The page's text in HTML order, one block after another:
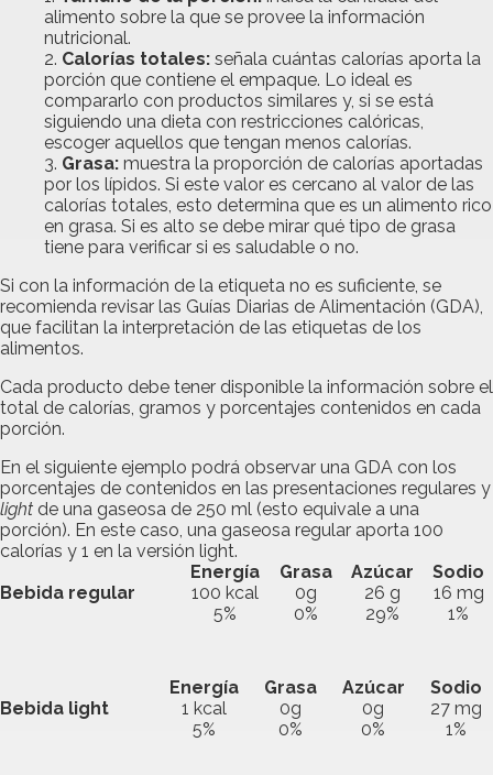
alimento sobre la que se provee la información
nutricional.
Calorías totales: señala cuántas calorías aporta la
porción que contiene el empaque. Lo ideal es
compararlo con productos similares y, si se está
siguiendo una dieta con restricciones calóricas,
escoger aquellos que tengan menos calorías.
Grasa: muestra la proporción de calorías aportadas
por los lípidos. Si este valor es cercano al valor de las
calorías totales, esto determina que es un alimento rico
en grasa. Si es alto se debe mirar qué tipo de grasa
tiene para verificar si es saludable o no.
Si con la información de la etiqueta no es suficiente, se
recomienda revisar las Guías Diarias de Alimentación (GDA),
que facilitan la interpretación de las etiquetas de los
alimentos.
Cada producto debe tener disponible la información sobre el
total de calorías, gramos y porcentajes contenidos en cada
porción.
En el siguiente ejemplo podrá observar una GDA con los
porcentajes de contenidos en las presentaciones regulares y
light de una gaseosa de 250 ml (esto equivale a una
porción). En este caso, una gaseosa regular aporta 100
calorías y 1 en la versión light.
Energía
Grasa Azúcar
Sodio
Bebida regular
100 kcal 0g 26 g
16 mg
5%
0% 29% 1%
Energía Grasa Azúcar
Sodio
Bebida light
1 kcal 0g 0g
27 mg
5%
0% 0% 1%